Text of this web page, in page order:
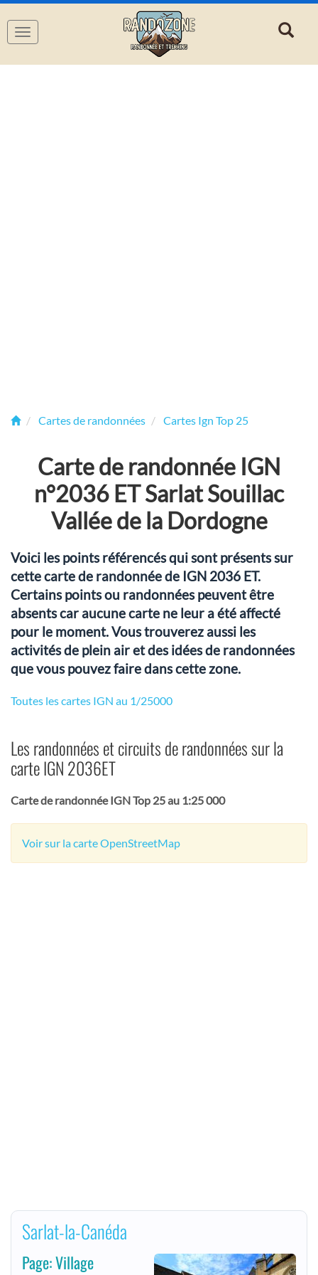
Navigation
Cartes de randonnées Cartes Ign Top 25
Carte de randonnée IGN
n°2036 ET Sarlat Souillac
Vallée de la Dordogne
Voici les points référencés qui sont présents sur
cette carte de randonnée de IGN 2036 ET.
Certains points ou randonnées peuvent être
absents car aucune carte ne leur a été affecté
pour le moment. Vous trouverez aussi les
activités de plein air et des idées de randonnées
que vous pouvez faire dans cette zone.
Toutes les cartes IGN au 1/25000
Les randonnées et circuits de randonnées sur la
carte IGN 2036ET
Carte de randonnée IGN Top 25 au 1:25 000
Voir sur la carte OpenStreetMap
Sarlat-la-Canéda
Page: Village